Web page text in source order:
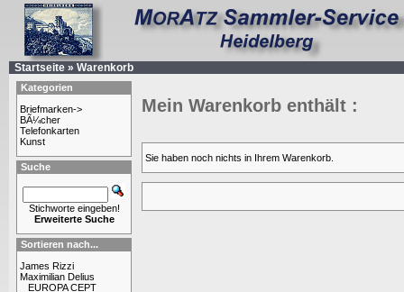
Startseite » Warenkorb
Kategorien
Briefmarken->
BÃ¼cher
Telefonkarten
Kunst
Suche
Stichworte eingeben!
Erweiterte Suche
Sortieren nach...
James Rizzi
Maximilian Delius
_ EUROPA CEPT
Mein Warenkorb enthält :
Sie haben noch nichts in Ihrem Warenkorb.